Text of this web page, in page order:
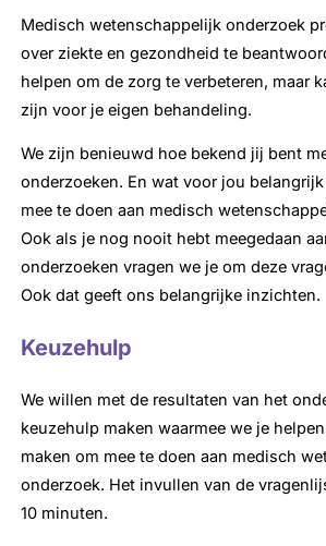
Medisch wetenschappelijk onderzoek
over ziekte en gezondheid te
helpen om de zorg te verbeteren, maar
zijn voor je eigen behandeling.
We zijn benieuwd hoe bekend jij bent
onderzoeken. En wat voor jou
mee te doen aan medisch
Ook als je nog nooit hebt meegedaan
onderzoeken vragen we je om deze
Ook dat geeft ons belangrijke inzichten.
Keuzehulp
We willen met de resultaten van het
keuzehulp maken waarmee we je
maken om mee te doen aan medisch
onderzoek. Het invullen van de
10 minuten.